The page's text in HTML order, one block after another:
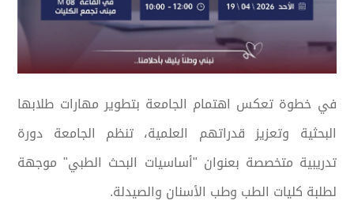
في خطوة تعكس اهتمام الجامعة بتطوير مهارات طلابها
البحثية وتعزيز قدراتهم العلمية، تنظم الجامعة دورة
تدريبية متخصصة بعنوان "أساسيات البحث الطبي" موجهة
لطلبة كليات الطب وطب الأسنان والصيدلة.